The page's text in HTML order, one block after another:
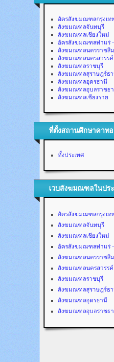
อัครสังฆมณฑลกรุงเท
สังฆมณฑลจันทบุรี
สังฆมณฑลเชียงใหม่
อัครสังฆมณฑลท่าแร่
สังฆมณฑลนครราชสี
สังฆมณฑลนครสวรรค์
สังฆมณฑลราชบุรี
สังฆมณฑลสุราษฎร์ธ
สังฆมณฑลอุดรธานี
สังฆมณฑลอุบลราชธ
สังฆมณฑลเชียงราย
ที่ตั้งสถานศึกษาคาท
ทั้งประเทศ
เวบสังฆมณฑลในปร
อัครสังฆมณฑลกรุงเท
สังฆมณฑลจันทบุรี
สังฆมณฑลเชียงใหม่
อัครสังฆมณฑลท่าแร่
สังฆมณฑลนครราชสี
สังฆมณฑลนครสวรรค์
สังฆมณฑลราชบุรี
สังฆมณฑลสุราษฎร์ธ
สังฆมณฑลอุดรธานี
สังฆมณฑลอุบลราชธ